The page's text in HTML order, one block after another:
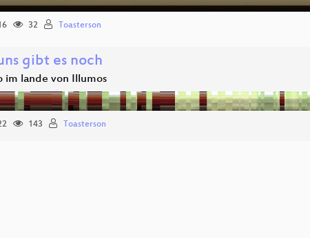
32 Toasterson
gibt es noch
im lande von Illumos
143 Toasterson